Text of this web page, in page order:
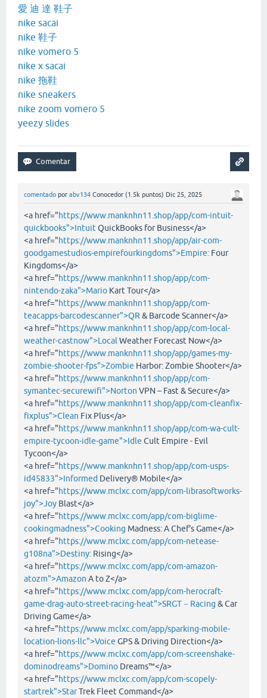
愛 迪 達 鞋子
nike sacai
nike 鞋子
nike vomero 5
nike x sacai
nike 拖鞋
nike sneakers
nike zoom vomero 5
yeezy slides
comentado por abv134 Conocedor (1.5k puntos) Dic 25, 2025
<a href="https://www.manknhn11.shop/app/com-intuit-
quickbooks">Intuit QuickBooks for Business</a>
<a href="https://www.manknhn11.shop/app/air-com-
goodgamestudios-empirefourkingdoms">Empire: Four
Kingdoms</a>
<a href="https://www.manknhn11.shop/app/com-
nintendo-zaka">Mario Kart Tour</a>
<a href="https://www.manknhn11.shop/app/com-
teacapps-barcodescanner">QR & Barcode Scanner</a>
<a href="https://www.manknhn11.shop/app/com-local-
weather-castnow">Local Weather Forecast Now</a>
<a href="https://www.manknhn11.shop/app/games-my-
zombie-shooter-fps">Zombie Harbor: Zombie Shooter</a>
<a href="https://www.manknhn11.shop/app/com-
symantec-securewifi">Norton VPN – Fast & Secure</a>
<a href="https://www.manknhn11.shop/app/com-cleanfix-
fixplus">Clean Fix Plus</a>
<a href="https://www.manknhn11.shop/app/com-wa-cult-
empire-tycoon-idle-game">Idle Cult Empire - Evil
Tycoon</a>
<a href="https://www.manknhn11.shop/app/com-usps-
id45833">Informed Delivery® Mobile</a>
<a href="https://www.mclxc.com/app/com-librasoftworks-
joy">Joy Blast</a>
<a href="https://www.mclxc.com/app/com-biglime-
cookingmadness">Cooking Madness: A Chef's Game</a>
<a href="https://www.mclxc.com/app/com-netease-
g108na">Destiny: Rising</a>
<a href="https://www.mclxc.com/app/com-amazon-
atozm">Amazon A to Z</a>
<a href="https://www.mclxc.com/app/com-herocraft-
game-drag-auto-street-racing-heat">SRGT－Racing & Car
Driving Game</a>
<a href="https://www.mclxc.com/app/sparking-mobile-
location-lions-llc">Voice GPS & Driving Direction</a>
<a href="https://www.mclxc.com/app/com-screenshake-
dominodreams">Domino Dreams™</a>
<a href="https://www.mclxc.com/app/com-scopely-
startrek">StarTrek Fleet Command</a>